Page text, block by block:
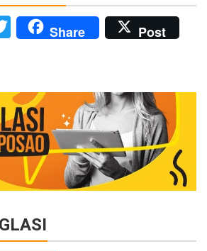
Twitter
Share Post